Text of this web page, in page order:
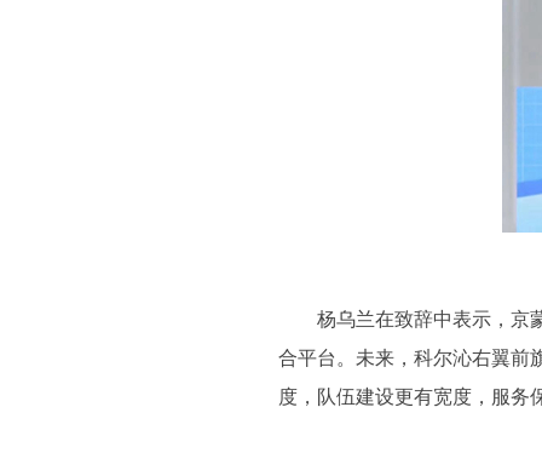
杨乌兰在致辞中表示，京蒙
合平台。未来，科尔沁右翼前
度，队伍建设更有宽度，服务